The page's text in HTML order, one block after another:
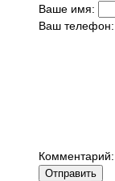
Ваше имя:
Ваш телефон:
Комментарий:
Отправить